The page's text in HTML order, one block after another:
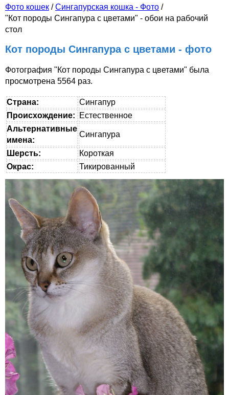
Фото кошек /Сингапурская кошка - Фото /
"Кот породы Сингапура с цветами" - обои на рабочий
стол
Кот породы Сингапура с цветами - фото
Фотография "Кот породы Сингапура с цветами" была
просмотрена 5564 раз.
Страна:
Сингапур
Происхождение:
Естественное
Альтернативные
имена:
Сингапура
Шерсть:
Короткая
Окрас:
Тикированный